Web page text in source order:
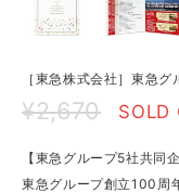
［東急株式会社］東急
¥2,670 SOLD
【東急グループ5社共同企
東急グループ創立100周